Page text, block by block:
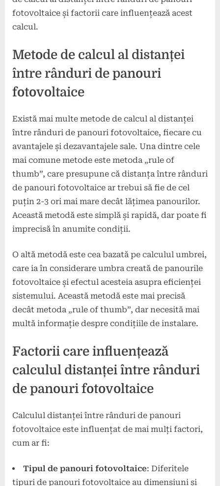
fotovoltaice și factorii care influențează acest
calcul.
Metode de calcul al distanței
între rânduri de panouri
fotovoltaice
Există mai multe metode de calcul al distanței
între rânduri de panouri fotovoltaice, fiecare cu
avantajele și dezavantajele sale. Una dintre cele
mai comune metode este metoda „rule of
thumb”, care presupune că distanța între rânduri
de panouri fotovoltaice ar trebui să fie de cel
puțin 2-3 ori mai mare decât lățimea panourilor.
Această metodă este simplă și rapidă, dar poate fi
imprecisă în anumite condiții.
O altă metodă este cea bazată pe calculul umbrei,
care ia în considerare umbra creată de panourile
fotovoltaice și efectul acesteia asupra eficienței
sistemului. Această metodă este mai precisă
decât metoda „rule of thumb”, dar necesită mai
multă informație despre condițiile de instalare.
Factorii care influențează
calculul distanței între rânduri
de panouri fotovoltaice
Calculul distanței între rânduri de panouri
fotovoltaice este influențat de mai mulți factori,
cum ar fi:
Tipul de panouri fotovoltaice: Diferitele
tipuri de panouri fotovoltaice au dimensiuni și